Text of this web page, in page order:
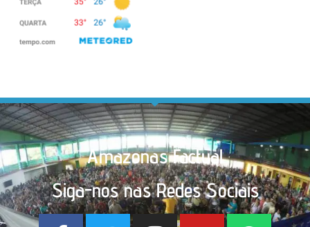
Amazonas Factual
Siga-nos nas Redes Sociais